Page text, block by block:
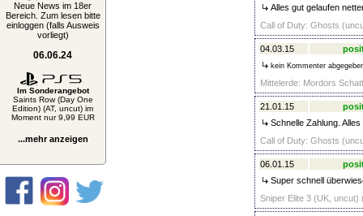
Neue News im 18er
Bereich. Zum lesen bitte
einloggen (falls Ausweis
vorliegt)
06.06.24
Im Sonderangebot
Saints Row (Day One
Edition) (AT, uncut) im
Moment nur 9,99 EUR
...mehr anzeigen
Alles gut gelaufen
Call of Duty: Ghosts
04.03.15
kein Kommenter
Mittelerde: Mordors
21.01.15
Schnelle Zahlung.
Call of Duty: Ghosts
06.01.15
Super schnell
Sniper Elite 3 (UK, uncut)